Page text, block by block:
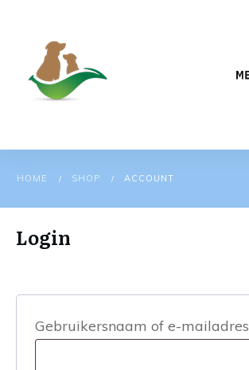
HOME / SHOP / ACCOUNT
Login
Gebruikersnaam of e-mailadres